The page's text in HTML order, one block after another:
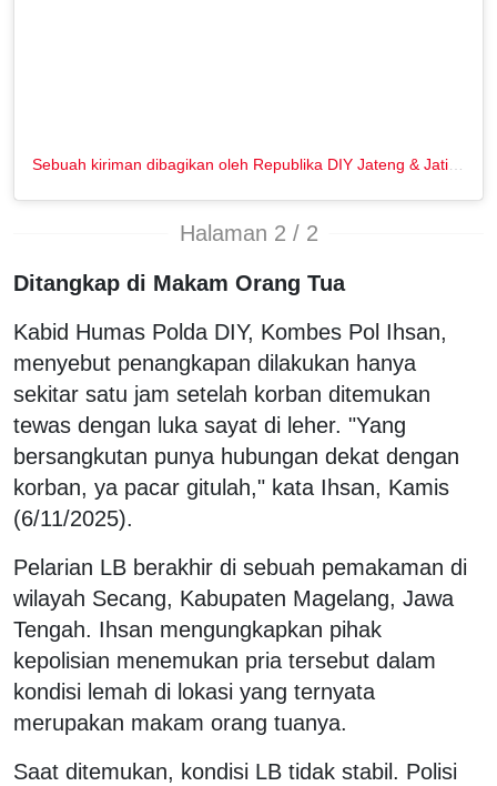
Halaman 2 / 2
Ditangkap di Makam Orang Tua
Kabid Humas Polda DIY, Kombes Pol Ihsan,
menyebut penangkapan dilakukan hanya
sekitar satu jam setelah korban ditemukan
tewas dengan luka sayat di leher. "Yang
bersangkutan punya hubungan dekat dengan
korban, ya pacar gitulah," kata Ihsan, Kamis
(6/11/2025).
Pelarian LB berakhir di sebuah pemakaman di
wilayah Secang, Kabupaten Magelang, Jawa
Tengah. Ihsan mengungkapkan pihak
kepolisian menemukan pria tersebut dalam
kondisi lemah di lokasi yang ternyata
merupakan makam orang tuanya.
Saat ditemukan, kondisi LB tidak stabil. Polisi